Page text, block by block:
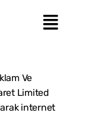
Ve
Limited
internet